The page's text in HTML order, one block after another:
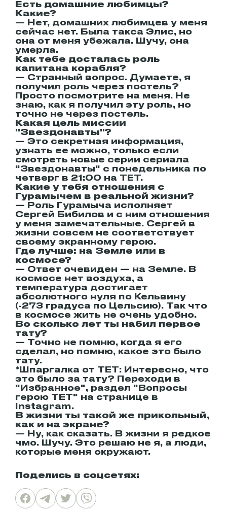
Есть домашние любимцы?
Какие?
— Нет, домашних любимцев у меня
сейчас нет. Была такса Элис, но
она от меня убежала. Шучу, она
умерла.
Как тебе досталась роль
капитана корабля?
— Странный вопрос. Думаете, я
получил роль через постель?
Просто посмотрите на меня. Не
знаю, как я получил эту роль, но
точно не через постель.
Какая цель миссии
"Звездонавты"?
— Это секретная информация,
узнать ее можно, только если
смотреть новые серии сериала
"Звездонавты" с понедельника по
четверг в 21:00 на ТЕТ.
Какие у тебя отношения с
Гурамычем в реальной жизни?
— Роль Гурамыча исполняет
Сергей Бибилов и с ним отношения
у меня замечательные. Сергей в
жизни совсем не соответствует
своему экранному герою.
Где лучше: на Земле или в
космосе?
— Ответ очевиден — на Земле. В
космосе нет воздуха, а
температура достигает
абсолютного нуля по Кельвину
(-273 градуса по Цельсию). Так что
в космосе жить не очень удобно.
Во сколько лет ты набил первое
тату?
— Точно не помню, когда я его
сделал, но помню, какое это было
тату.
*Шпаргалка от ТЕТ: Интересно, что
это было за тату? Переходи в
"Избранное", раздел "Вопросы
герою ТЕТ" на странице в
Instagram.
В жизни ты такой же прикольный,
как и на экране?
— Ну, как сказать. В жизни я редкое
чмо. Шучу. Это решаю не я, а люди,
которые меня окружают.
Поделись в соцсетях: